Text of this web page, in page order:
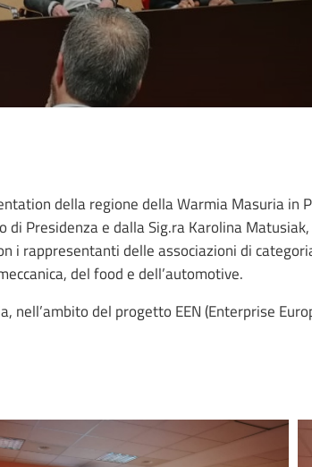
della regione della Warmia Masuria in
Presidenza e dalla Sig.ra Karolina
i rappresentanti delle associazioni di
del food e dell’automotive.
del progetto EEN (Enterprise